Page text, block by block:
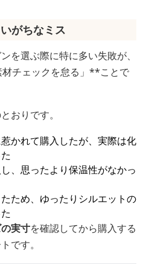
がちなミス
を選ぶ際に特に多い失敗が、
チェックを怠る」**ことで
おりです。
かれて購入したが、実際は化
、思ったより保温性がなかっ
ため、ゆったりシルエットの
実寸を確認してから購入する
です。